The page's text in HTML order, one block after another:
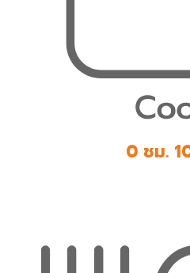
0 ชม.